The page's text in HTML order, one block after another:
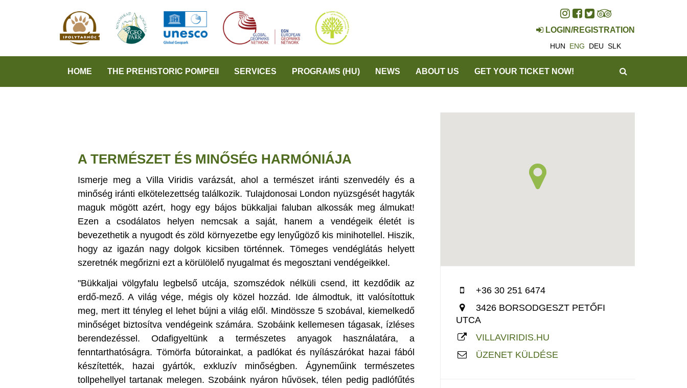
LOGIN/REGISTRATION
HUN ENG DEU SLK
HOME THE PREHISTORIC POMPEII SERVICES PROGRAMS (HU) NEWS ABOUT US GET YOUR TICKET NOW!
A TERMÉSZET ÉS MINŐSÉG HARMÓNIÁJA
Ismerje meg a Villa Viridis varázsát, ahol a természet iránti szenvedély és a
minőség iránti elkötelezettség találkozik. Tulajdonosai London nyüzsgését hagyták
maguk mögött azért, hogy egy bájos bükkaljai faluban alkossák meg álmukat!
Ezen a csodálatos helyen nemcsak a saját, hanem a vendégeik életét is
bevezethetik a nyugodt és zöld környezetbe egy lenyűgöző kis minihotellel. Hiszik,
hogy az igazán nagy dolgok kicsiben történnek. Tömeges vendéglátás helyett
szeretnék megőrizni ezt a körülölelő nyugalmat és megosztani vendégeikkel.
"Bükkaljai völgyfalu legbelső utcája, szomszédok nélküli csend, itt kezdődik az
erdő-mező. A világ vége, mégis oly közel hozzád. Ide álmodtuk, itt valósítottuk
meg, mert itt tényleg el lehet bújni a világ elől. Mindössze 5 szobával, kiemelkedő
minőséget biztosítva vendégeink számára. Szobáink kellemesen tágasak, ízléses
berendezéssel. Odafigyeltünk a természetes anyagok használatára, a
fenntarthatóságra. Tömörfa bútorainkat, a padlókat és nyílászárókat hazai fából
készítették, hazai gyártók, exkluzív minőségben. Ágyneműink természetes
tollpehellyel tartanak melegen. Szobáink nyáron hűvösek, télen pedig padlófűtés
+36 30 251 6474
3426 BORSODGESZT PETŐFI
UTCA
VILLAVIRIDIS.HU
ÜZENET KÜLDÉSE